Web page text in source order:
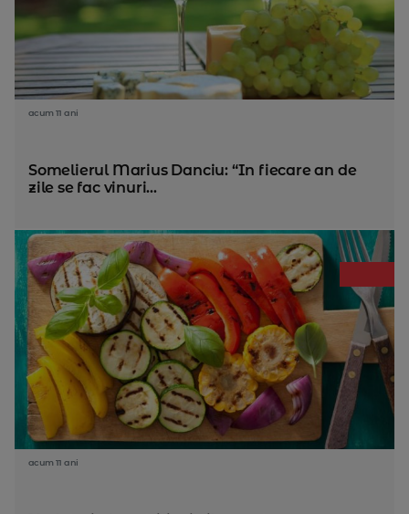
acum 11 ani
Somelierul Marius Danciu: “In fiecare an de
zile se fac vinuri...
acum 11 ani